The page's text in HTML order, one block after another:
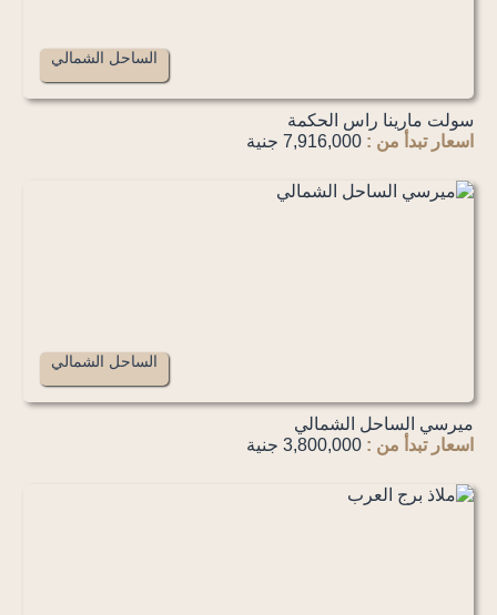
الساحل الشمالي
سولت مارينا راس الحكمة
اسعار تبدأ من : 7,916,000 جنية
الساحل الشمالي
ميرسي الساحل الشمالي
اسعار تبدأ من : 3,800,000 جنية